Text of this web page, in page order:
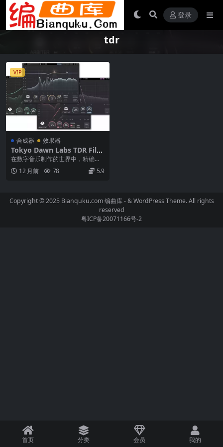
登录
tdr
VIP
合成器 效果器
Tokyo Dawn Labs TDR Filte
rs Bundle：专业音频滤波器
在数字音乐制作的世界中，精确控
制音频频谱是打造完美混音和母带
的关键。Tokyo ...
12 月前 78 5.9
Copyright © 2025 Bianquku.com编曲库- & WordPress Theme. All rights
reserved
粤ICP备20071166号-2
首页 分类 会员 我的